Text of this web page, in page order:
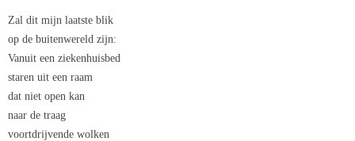
Zal dit mijn laatste blik
op de buitenwereld zijn:
Vanuit een ziekenhuisbed
staren uit een raam
dat niet open kan
naar de traag
voortdrijvende wolken